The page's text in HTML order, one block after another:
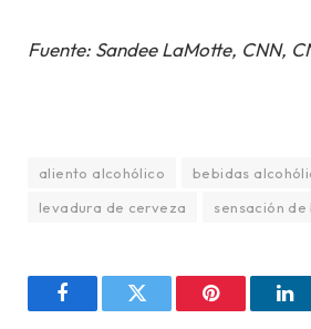
Fuente: Sandee LaMotte, CNN,
aliento alcohólico bebidas
levadura de cerveza
sensación
FacebookTwitter Pinterest